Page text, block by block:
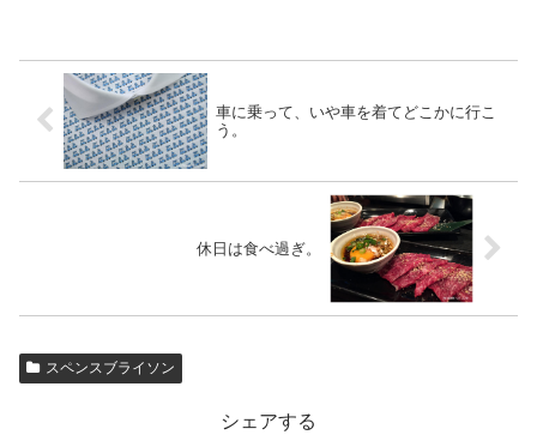
車に乗って、いや車を着てどこかに行こ
う。
休日は食べ過ぎ。
スペンスブライソン
シェアする